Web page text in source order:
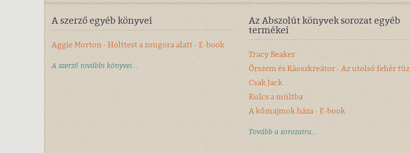
A szerző egyéb könyvei
Aggie Morton - Holttest a zongora alatt - E-book
A szerző további könyvei...
Az Abszolút könyvek sorozat egyéb
termékei
Tracy Beaker
Őrszem és Káoszkreátor - Az utolsó fehér tűz
Csak Jack
Kulcs a múltba
A kőmajmok háza - E-book
Tovább a sorozatra...